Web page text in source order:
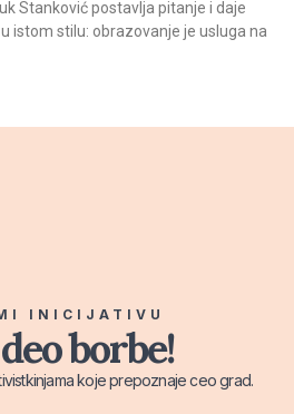
Stanković postavlja pitanje i daje
istom stilu: obrazovanje je usluga na
INICIJATIVU
borbe!
koje prepoznaje ceo grad.